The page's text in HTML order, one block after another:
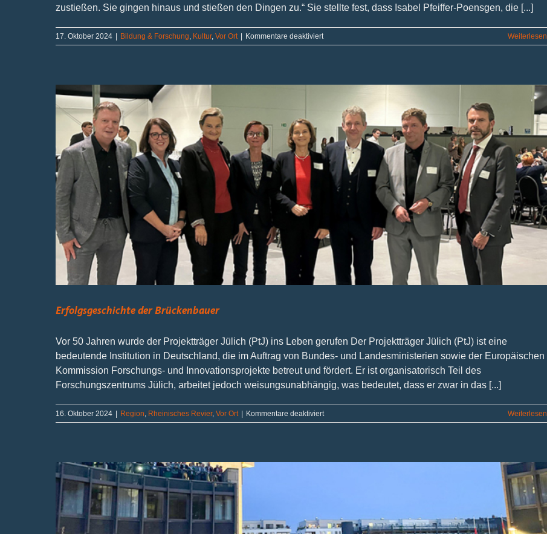
zustießen. Sie gingen hinaus und stießen den Dingen zu.“ Sie stellte fest, dass Isabel Pfeiffer-Poensgen, die [...]
17. Oktober 2024 Bildung & Forschung, Kultur, Vor Ort Kommentare deaktiviertfür
Kämpferin
Weiterlesen
Erfolgsgeschichte der Brückenbauer
Vor 50 Jahren wurde der Projektträger Jülich (PtJ) ins Leben gerufen Der Projektträger Jülich (PtJ) ist eine
bedeutende Institution in Deutschland, die im Auftrag von Bundes- und Landesministerien sowie der Europäischen
Kommission Forschungs- und Innovationsprojekte betreut und fördert. Er ist organisatorisch Teil des
Forschungszentrums Jülich, arbeitet jedoch weisungsunabhängig, was bedeutet, dass er zwar in das [...]
16. Oktober 2024 Region, Rheinisches Revier, Vor Ort Kommentare deaktiviertfür
Erfolgsgeschichte
Weiterlesen